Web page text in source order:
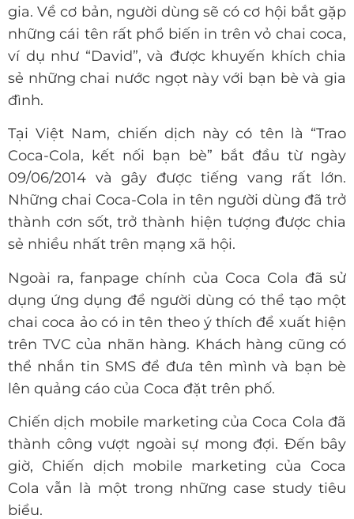
gia. Về cơ bản, người dùng sẽ có cơ hội bắt gặp
những cái tên rất phổ biến in trên vỏ chai coca,
ví dụ như “David”, và được khuyến khích chia
sẻ những chai nước ngọt này với bạn bè và gia
đình.
Tại Việt Nam, chiến dịch này có tên là “Trao
Coca-Cola, kết nối bạn bè” bắt đầu từ ngày
09/06/2014 và gây được tiếng vang rất lớn.
Những chai Coca-Cola in tên người dùng đã trở
thành cơn sốt, trở thành hiện tượng được chia
sẻ nhiều nhất trên mạng xã hội.
Ngoài ra, fanpage chính của Coca Cola đã sử
dụng ứng dụng để người dùng có thể tạo một
chai coca ảo có in tên theo ý thích để xuất hiện
trên TVC của nhãn hàng. Khách hàng cũng có
thể nhắn tin SMS để đưa tên mình và bạn bè
lên quảng cáo của Coca đặt trên phố.
Chiến dịch mobile marketing của Coca Cola đã
thành công vượt ngoài sự mong đợi. Đến bây
giờ, Chiến dịch mobile marketing của Coca
Cola vẫn là một trong những case study tiêu
biểu.